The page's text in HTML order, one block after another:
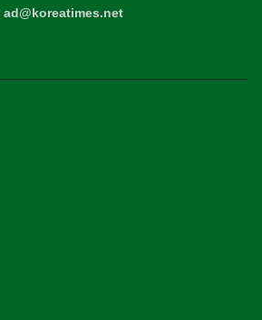
ad@koreatimes.net